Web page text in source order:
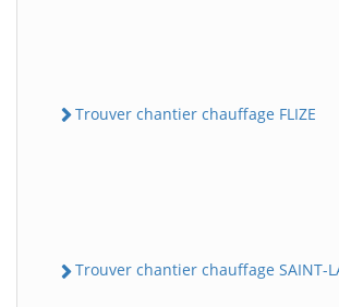
Trouver chantier chauffage FLIZE
Trouver chantier chauffage SAINT-